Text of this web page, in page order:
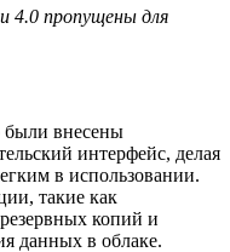
4.0 пропущены для
были внесены
интерфейс, делая
в использовании.
такие как
копий и
данных в облаке.